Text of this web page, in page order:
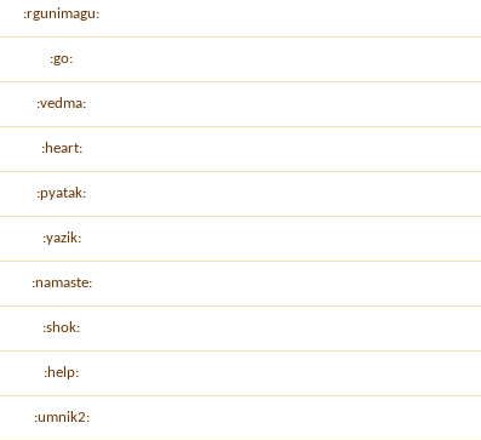
:rgunimagu:
:go:
:vedma:
:heart:
:pyatak:
:yazik:
:namaste:
:shok:
:help:
:umnik2: